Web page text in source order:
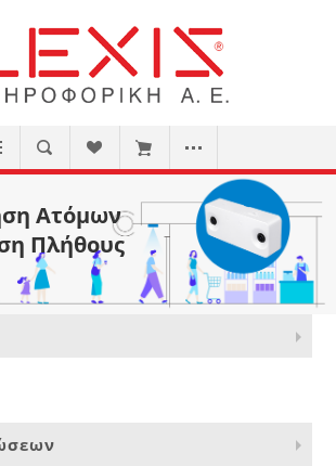
Ατόμων
Πλήθους